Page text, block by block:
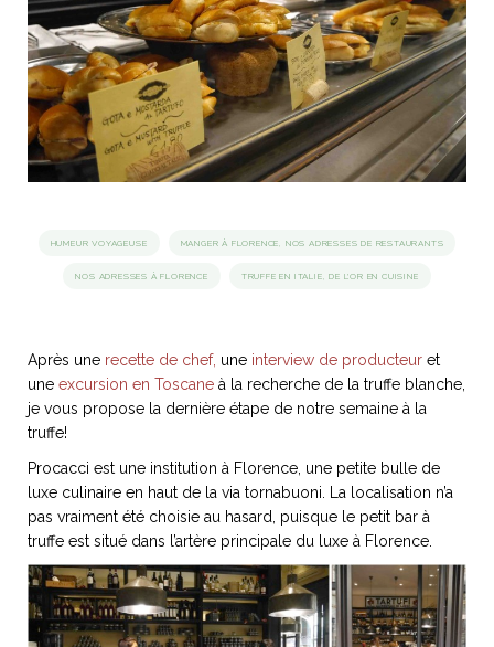
ITALIEN
SUBLIME ! LE DÉCOR ITALIEN
LIRE
Lucia
ARTISANAT ITALIEN
Les cuirs de
NOS ARTICLES ART ET DESIGN
Burano, la palette
AND I
bord
WEBSERIE
HUMEUR VOYAGEUSE MANGER À FLORENCE, NOS ADRESSES DE RESTAURANTS
NOS ADRESSES À FLORENCE TRUFFE EN ITALIE, DE L'OR EN CUISINE
Après une recette de chef, une interview de producteur et
une excursion en Toscane à la recherche de la truffe blanche,
je vous propose la dernière étape de notre semaine à la
truffe!
Procacci est une institution à Florence, une petite bulle de
luxe culinaire en haut de la via tornabuoni. La localisation n’a
pas vraiment été choisie au hasard, puisque le petit bar à
truffe est situé dans l’artère principale du luxe à Florence.